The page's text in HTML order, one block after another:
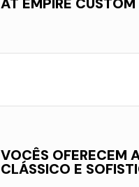
VOCÊS OFERECEM
CLÁSSICO E